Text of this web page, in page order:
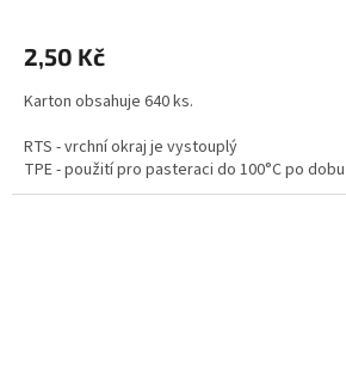
2,50 Kč
Karton obsahuje 640 ks.
RTS - vrchní okraj je vystouplý
TPE - použití pro pasteraci do 100°C po
Není vhodné pro tuky a oleje.